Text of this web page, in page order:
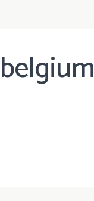
belgium